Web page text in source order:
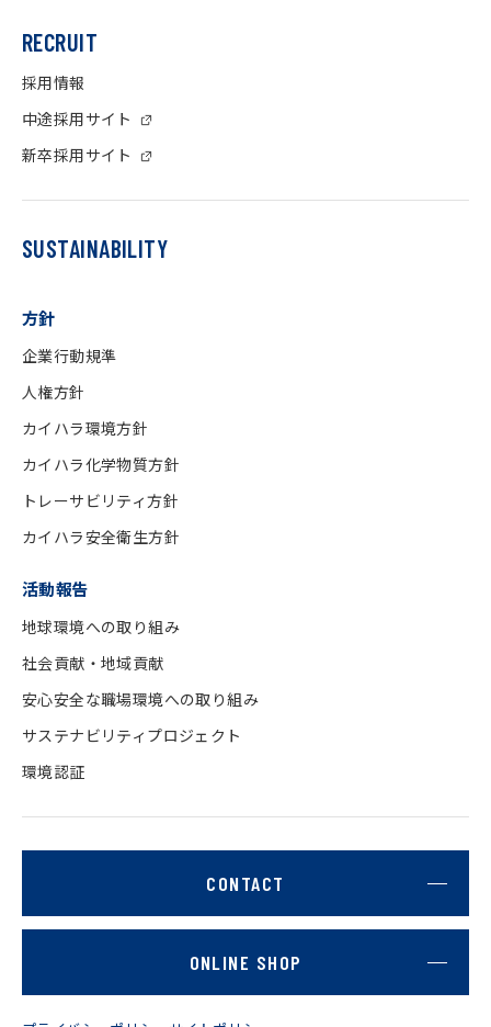
RECRUIT
採用情報
中途採用サイト
新卒採用サイト
SUSTAINABILITY
方針
企業行動規準
人権方針
カイハラ環境方針
カイハラ化学物質方針
トレーサビリティ方針
カイハラ安全衛生方針
活動報告
地球環境への取り組み
社会貢献・地域貢献
安心安全な職場環境への取り組み
サステナビリティプロジェクト
環境認証
CONTACT
ONLINE SHOP